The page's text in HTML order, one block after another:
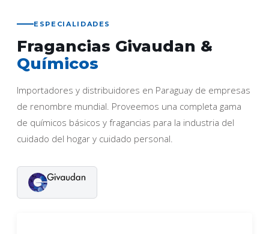
ESPECIALIDADES
Fragancias Givaudan &
Químicos
Importadores y distribuidores en Paraguay de empresas
de renombre mundial. Proveemos una completa gama
de químicos básicos y fragancias para la industria del
cuidado del hogar y cuidado personal.